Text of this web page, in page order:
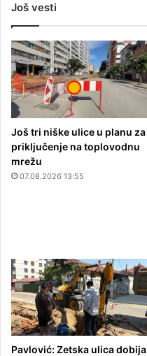
Još vesti
Još tri niške ulice u planu za
priključenje na toplovodnu
mrežu
07.08.2026 13:55
Pavlović: Zetska ulica dobija